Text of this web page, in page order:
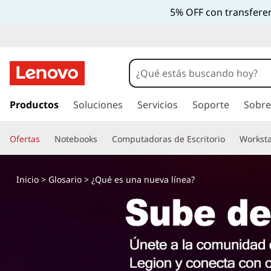
5% OFF con
r
c
o
Productos Soluciones Servicios Soporte
Ofertas Notebooks Computadoras de Escritorio
Inicio> Glosario> ¿Qué es una nueva línea?